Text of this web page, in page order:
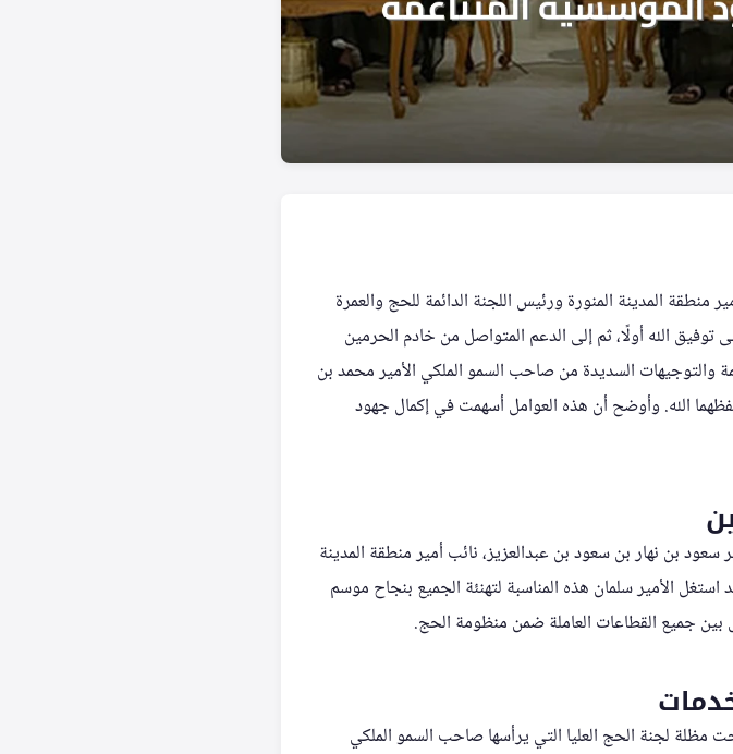
المدينة المنورة ورئيس اللجنة الدائمة للحج والعمرة
الله أولًا، ثم إلى الدعم المتواصل من خادم الحرمين
والتوجيهات السديدة من صاحب السمو الملكي الأمير محمد بن
الله. وأوضح أن هذه العوامل أسهمت في إكمال جهود
بن نهار بن سعود بن عبدالعزيز، نائب أمير منطقة المدينة
الأمير سلمان هذه المناسبة لتهنئة الجميع بنجاح موسم
بين جميع القطاعات العاملة ضمن منظومة الحج.
مظلة لجنة الحج العليا التي يرأسها صاحب السمو الملكي